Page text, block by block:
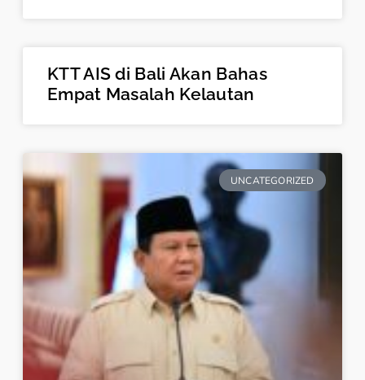
KTT AIS di Bali Akan Bahas
Empat Masalah Kelautan
UNCATEGORIZED